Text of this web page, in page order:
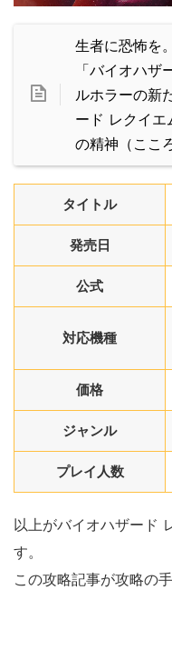
生者に恐怖を
「バイオハ
ルホラーの新
ード レクイエ
の精神（ここ
タイトル
発売日
公式
対応機種
価格
ジャンル
プレイ人数
以上がバイオハザード
す。
この攻略記事が攻略の